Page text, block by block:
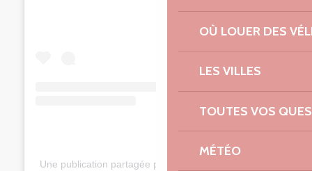
OÙ LOUER DES
LES VILLES
TOUTES VOS
MÉTÉO
Une publication partagée par @voyageravecmarie